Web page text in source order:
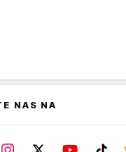
NAS NA